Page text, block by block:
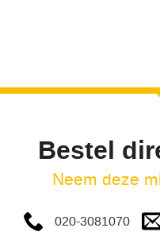
Bestel
Neem deze
020-3081070